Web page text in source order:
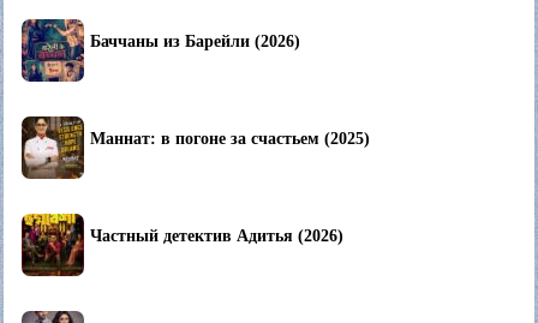
Баччаны из Барейли (2026)
Маннат: в погоне за счастьем (2025)
Частный детектив Адитья (2026)